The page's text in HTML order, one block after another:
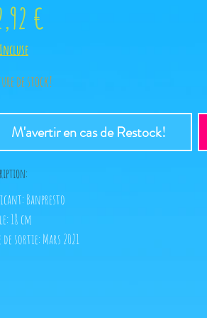
€
de stock!
M'avertir en cas de Restock!
Banpresto
18 cm
de sortie: Mars 2021